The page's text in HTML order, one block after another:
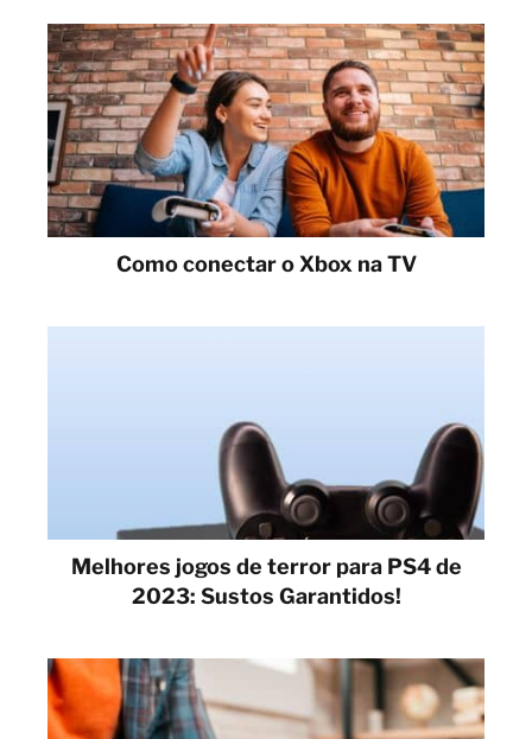
Como conectar o Xbox na TV
Melhores jogos de terror para PS4 de
2023: Sustos Garantidos!